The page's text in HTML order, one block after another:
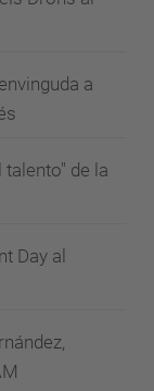
a
de la
Day al